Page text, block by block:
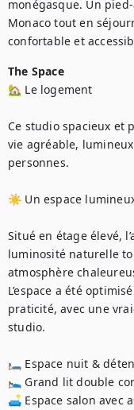
monégasque. Un
Monaco tout en
confortable et
The Space
🏡 Le logement
Ce studio spacieux et
vie agréable,
personnes.
☀️ Un espace
Situé en étage élevé,
luminosité naturelle
atmosphère
L’espace a été
praticité, avec une
studio.
🛏️ Espace nuit &
🛌 Grand lit double
🛋️ Espace salon avec